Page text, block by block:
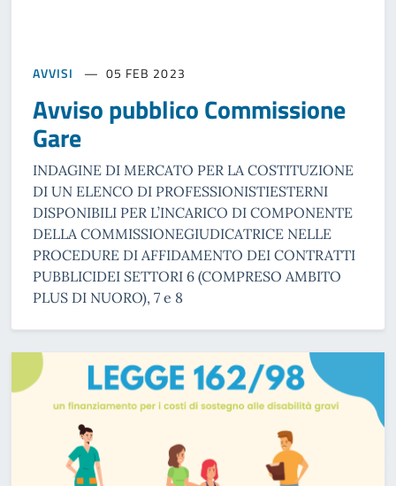
AVVISI 05 FEB 2023
Avviso pubblico Commissione
Gare
INDAGINE DI MERCATO PER LA COSTITUZIONE
DI UN ELENCO DI PROFESSIONISTIESTERNI
DISPONIBILI PER L’INCARICO DI COMPONENTE
DELLA COMMISSIONEGIUDICATRICE NELLE
PROCEDURE DI AFFIDAMENTO DEI CONTRATTI
PUBBLICIDEI SETTORI 6 (COMPRESO AMBITO
PLUS DI NUORO), 7 e 8